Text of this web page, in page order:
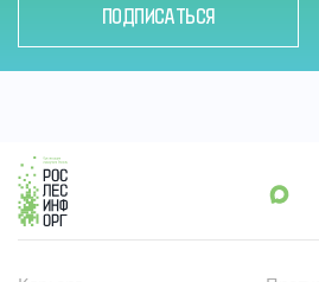
ПОДПИСАТЬСЯ